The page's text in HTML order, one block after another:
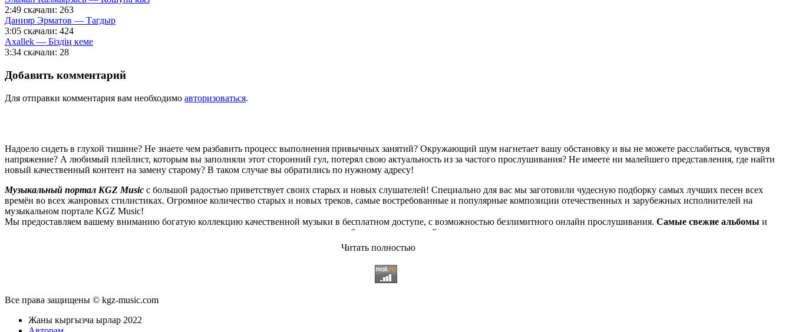
2:49 скачали: 263
Данияр Эрматов — Тагдыр
3:05 скачали: 424
Axallek — Біздің кеме
3:34 скачали: 28
Добавить комментарий
Для отправки комментария вам необходимо авторизоваться.
Надоело сидеть в глухой тишине? Не знаете чем разбавить процесс выполнения привычных занятий? Окружающий шум нагнетает вашу обстановку и вы не можете расслабиться, чувствуя
напряжение? А любимый плейлист, которым вы заполняли этот сторонний гул, потерял свою актуальность из за частого прослушивания? Не имеете ни малейшего представления, где найти
новый качественный контент на замену старому? В таком случае вы обратились по нужному адресу!
Музыкальный портал KGZ Music с большой радостью приветствует своих старых и новых слушателей! Специально для вас мы заготовили чудесную подборку самых лучших песен всех
времён во всех жанровых стилистиках. Огромное количество старых и новых треков, самые востребованные и популярные композиции отечественных и зарубежных исполнителей на
музыкальном портале KGZ Music!
Мы предоставляем вашему вниманию богатую коллекцию качественной музыки в бесплатном доступе, с возможностью безлимитного онлайн прослушивания. Самые свежие альбомы и
любимых исполнителей, и актуальные, всеми известные композиции старых времен.
Регулярные обновления, постоянные новинки, большой музыкальный ассортимент на любой вкус, и все это только на платформе KGZ Music. Наша команда с большой ответственностью
в различных музыкальных направлениях.
Мы предоставляем вам бесплатный доступ к первоклассному, тщательно подобранному контенту, и предлагаем вам возможность предварительного прослушивания перед загрузкой. Мы также
звучанием публикуемых песен, и оперативно устраняет любые возникающие неудобства. И если у вас появились какие либо неполадки в процессе, то вы всегда можете связаться с нашей
командой и сообщить о проблемах, мешающих вам в полноценном использовании данного сайта. С заботой о вас, мы разработали достаточно простой и удобный в использовании, и тем не
менее довольно таки многофункциональный интерфейс. Вы без всяких затруднений сможете найти желаемую композицию посредством использования поисковой строки, а также сможете
Читать полностью
Все права защищены © kgz-music.com
Жаны кыргызча ырлар 2022